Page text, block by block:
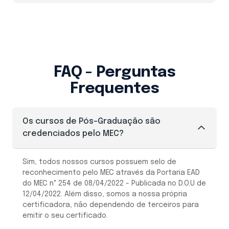
FAQ - Perguntas
Frequentes
Os cursos de Pós-Graduação são
credenciados pelo MEC?
Sim, todos nossos cursos possuem selo de
reconhecimento pelo MEC através da Portaria EAD
do MEC n° 254 de 08/04/2022 - Publicada no D.O.U de
12/04/2022. Além disso, somos a nossa própria
certificadora, não dependendo de terceiros para
emitir o seu certificado.